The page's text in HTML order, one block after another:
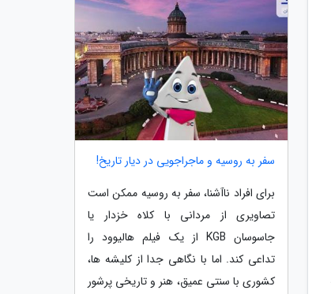
سفر به روسیه و ماجراجویی در دیار تاریخ!
برای افراد ناآشنا، سفر به روسیه ممکن است
تصاویری از مردانی با کلاه خزدار یا
جاسوسان KGB از یک فیلم هالیوود را
تداعی کند. اما با نگاهی جدا از کلیشه ها،
کشوری با سنتی عمیق، هنر و تاریخی پرشور